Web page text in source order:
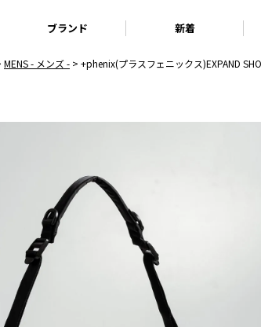
ブランド 新着
MENS - メンズ - +phenix(プラスフェニックス)EXPAND